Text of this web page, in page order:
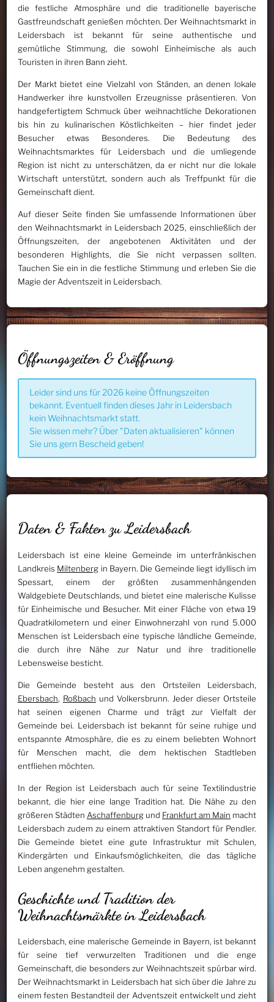
die festliche Atmosphäre und die traditionelle bayerische
Gastfreundschaft genießen möchten. Der Weihnachtsmarkt in
Leidersbach ist bekannt für seine authentische und
gemütliche Stimmung, die sowohl Einheimische als auch
Touristen in ihren Bann zieht.
Der Markt bietet eine Vielzahl von Ständen, an denen lokale
Handwerker ihre kunstvollen Erzeugnisse präsentieren. Von
handgefertigtem Schmuck über weihnachtliche Dekorationen
bis hin zu kulinarischen Köstlichkeiten – hier findet jeder
Besucher etwas Besonderes. Die Bedeutung des
Weihnachtsmarktes für Leidersbach und die umliegende
Region ist nicht zu unterschätzen, da er nicht nur die lokale
Wirtschaft unterstützt, sondern auch als Treffpunkt für die
Gemeinschaft dient.
Auf dieser Seite finden Sie umfassende Informationen über
den Weihnachtsmarkt in Leidersbach 2025, einschließlich der
Öffnungszeiten, der angebotenen Aktivitäten und der
besonderen Highlights, die Sie nicht verpassen sollten.
Tauchen Sie ein in die festliche Stimmung und erleben Sie die
Magie der Adventszeit in Leidersbach.
Öffnungszeiten & Eröffnung
Leider sind uns für 2026 keine Öffnungszeiten
bekannt. Eventuell finden dieses Jahr in Leidersbach
kein Weihnachtsmarkt statt.
Sie wissen mehr? Über "Daten aktualisieren" können
Sie uns gern Bescheid geben!
Daten & Fakten zu Leidersbach
Leidersbach ist eine kleine Gemeinde im unterfränkischen
Landkreis Miltenberg in Bayern. Die Gemeinde liegt idyllisch im
Spessart, einem der größten zusammenhängenden
Waldgebiete Deutschlands, und bietet eine malerische Kulisse
für Einheimische und Besucher. Mit einer Fläche von etwa 19
Quadratkilometern und einer Einwohnerzahl von rund 5.000
Menschen ist Leidersbach eine typische ländliche Gemeinde,
die durch ihre Nähe zur Natur und ihre traditionelle
Lebensweise besticht.
Die Gemeinde besteht aus den Ortsteilen Leidersbach,
Ebersbach, Roßbach und Volkersbrunn. Jeder dieser Ortsteile
hat seinen eigenen Charme und trägt zur Vielfalt der
Gemeinde bei. Leidersbach ist bekannt für seine ruhige und
entspannte Atmosphäre, die es zu einem beliebten Wohnort
für Menschen macht, die dem hektischen Stadtleben
entfliehen möchten.
In der Region ist Leidersbach auch für seine Textilindustrie
bekannt, die hier eine lange Tradition hat. Die Nähe zu den
größeren Städten Aschaffenburgund Frankfurt am Main macht
Leidersbach zudem zu einem attraktiven Standort für Pendler.
Die Gemeinde bietet eine gute Infrastruktur mit Schulen,
Kindergärten und Einkaufsmöglichkeiten, die das tägliche
Leben angenehm gestalten.
Geschichte und Tradition der
Weihnachtsmärkte in Leidersbach
Leidersbach, eine malerische Gemeinde in Bayern, ist bekannt
für seine tief verwurzelten Traditionen und die enge
Gemeinschaft, die besonders zur Weihnachtszeit spürbar wird.
Der Weihnachtsmarkt in Leidersbach hat sich über die Jahre zu
einem festen Bestandteil der Adventszeit entwickelt und zieht